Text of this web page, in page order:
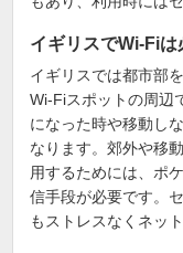
イギリスでWi-Fiは
イギリスでは都市部
Wi-Fiスポットの周辺
になった時や移動し
なります。郊外や移
用するためには、ポ
信手段が必要です。
もストレスなくネッ